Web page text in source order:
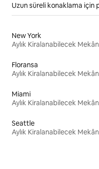
Uzun süreli konaklama için
New York
Aylık Kiralanabilecek
Floransa
Aylık Kiralanabilecek
Miami
Aylık Kiralanabilecek
Seattle
Aylık Kiralanabilecek